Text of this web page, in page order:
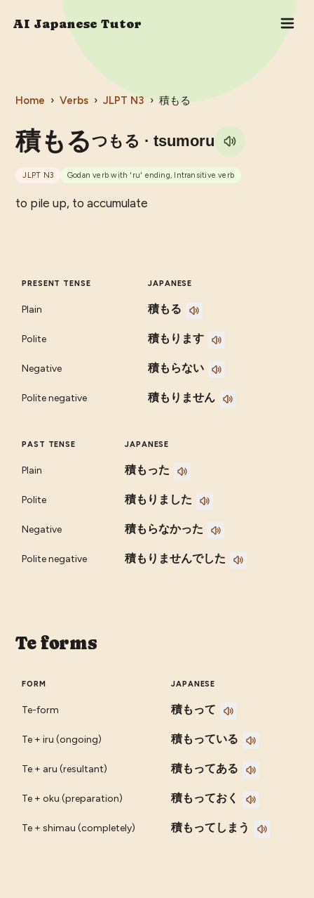
AI Japanese Tutor
Home › Verbs › JLPT N3 › 積もる
積もるつもる · tsumoru
JLPT N3 Godan verb with 'ru' ending, Intransitive verb
to pile up, to accumulate
PRESENT TENSE JAPANESE
Plain 積もる
Polite 積もります
Negative 積もらない
Polite negative 積もりません
PAST TENSE JAPANESE
Plain 積もった
Polite 積もりました
Negative 積もらなかった
Polite negative 積もりませんでした
Te forms
FORM JAPANESE
Te-form 積もって
Te + iru (ongoing) 積もっている
Te + aru (resultant) 積もってある
Te + oku (preparation) 積もっておく
Te + shimau (completely) 積もってしまう